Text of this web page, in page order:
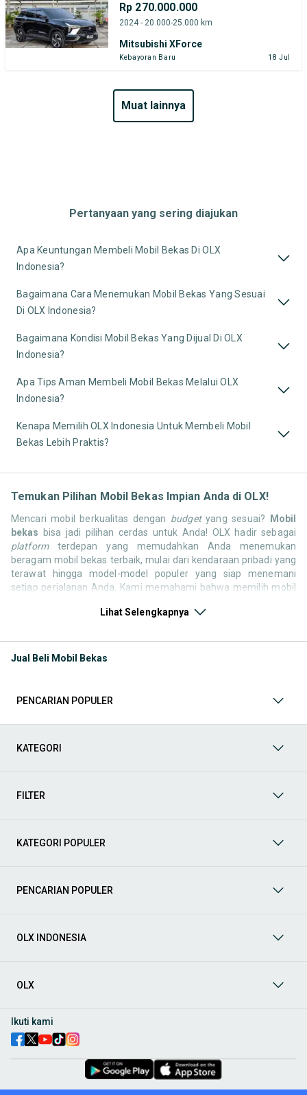
Rp 270.000.000
2024 - 20.000-25.000 km
Mitsubishi XForce
Kebayoran Baru 18 Jul
muat lainnya
Pertanyaan yang sering diajukan
Apa Keuntungan Membeli Mobil Bekas Di OLX
Indonesia?
Bagaimana Cara Menemukan Mobil Bekas Yang Sesuai
Di OLX Indonesia?
Bagaimana Kondisi Mobil Bekas Yang Dijual Di OLX
Indonesia?
Apa Tips Aman Membeli Mobil Bekas Melalui OLX
Indonesia?
Kenapa Memilih OLX Indonesia Untuk Membeli Mobil
Bekas Lebih Praktis?
Temukan Pilihan Mobil Bekas Impian Anda di OLX!
Mencari mobil berkualitas dengan budgetyang sesuai? Mobil
bekas bisa jadi pilihan cerdas untuk Anda! OLX hadir sebagai
platformterdepan yang memudahkan Anda menemukan
beragam mobil bekas terbaik, mulai dari kendaraan pribadi yang
terawat hingga model-model populer yang siap menemani
setiap perjalanan Anda. Kami memahami bahwa memilih mobil
ribuan daftar dari penjual terpercaya di seluruh Indonesia.
dengan gaya hidup, kebutuhan, danbudgetAnda!
Memilih mobil bekas
berkelas, atau mobil kota yang irit dan lincah? Di OLX, Anda akan
mobil bekas Anda berjalan lancar, efisien, dan menyenangkan.
berbagai jenis mobil baru maupun bekas dengan kondisi
Aksesoris Mobil: Lengkapi tampilan dan fungsionalitas mobil
aksesoris interior seperti sarung jok dan karpet, hingga
berbagai pilihan
, speaker, amplifier, subwoofer,
ingin meningkatkan kualitas suara dalam kabin
Spare Part Mobil
part mobiloriginal dan berkualitas dari OLX! Temukan
berbagai komponen penting mulai dari filter oli, kampas rem,
Lihat Selengkapnya
Jual Beli Mobil Bekas
PENCARIAN POPULER
KATEGORI
FILTER
KATEGORI POPULER
PENCARIAN POPULER
OLX INDONESIA
OLX
Ikuti kami